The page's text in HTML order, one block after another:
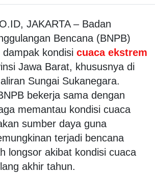
JAKARTA – Badan
Bencana (BNPB)
kondisi cuaca ekstrem
Jawa Barat, khususnya di
Sungai Sukanegara.
bekerja sama dengan
memantau kondisi cuaca
sumber daya guna
terjadi bencana
longsor akibat kondisi cuaca
akhir tahun.